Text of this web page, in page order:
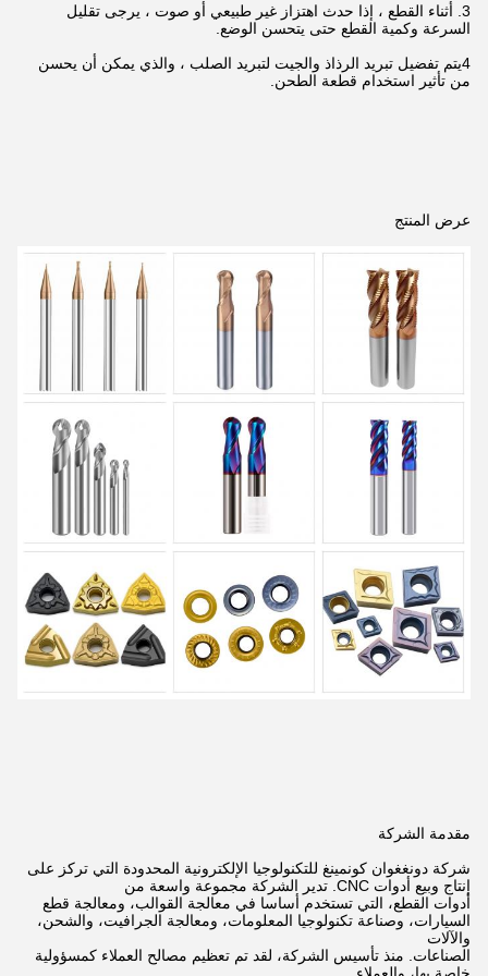
3. أثناء القطع ، إذا حدث اهتزاز غير طبيعي أو صوت ، يرجى تقليل
السرعة وكمية القطع حتى يتحسن الوضع.
4يتم تفضيل تبريد الرذاذ والجيت لتبريد الصلب ، والذي يمكن أن يحسن
من تأثير استخدام قطعة الطحن.
عرض المنتج
مقدمة الشركة
شركة دونغغوان كونمينغ للتكنولوجيا الإلكترونية المحدودة التي تركز على
إنتاج وبيع أدوات CNC. تدير الشركة مجموعة واسعة من
أدوات القطع، التي تستخدم أساسا في معالجة القوالب، ومعالجة قطع
السيارات، وصناعة تكنولوجيا المعلومات، ومعالجة الجرافيت، والشحن،
والآلات
الصناعات. منذ تأسيس الشركة، لقد تم تعظيم مصالح العملاء كمسؤولية
خاصة بها، والعملاء